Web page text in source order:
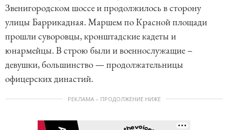
Звенигородском шоссе и продолжилось в сторону
улицы Баррикадная. Маршем по Красной площади
прошли суворовцы, кронштадские кадеты и
юнармейцы. В строю были и военнослужащие –
девушки, большинство — продолжательницы
офицерских династий.
РЕКЛАМА – ПРОДОЛЖЕНИЕ НИЖЕ